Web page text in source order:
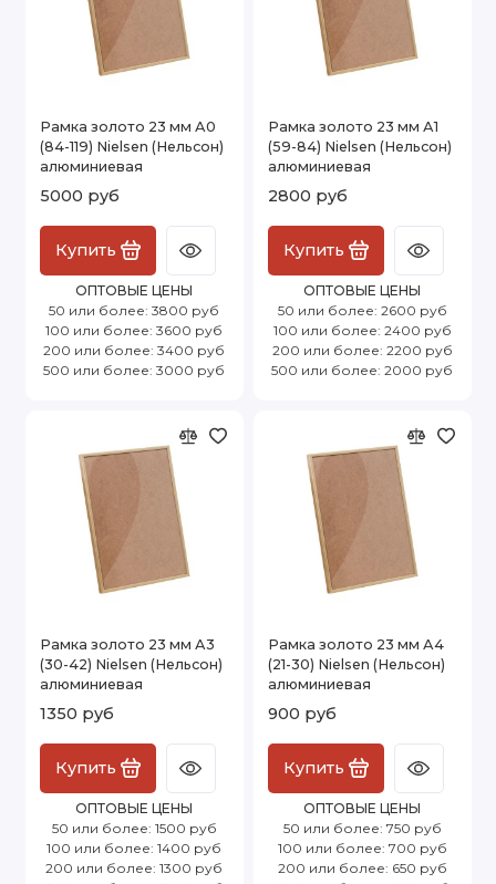
Рамка золото 23 мм А0
(84-119) Nielsen (Нельсон)
алюминиевая
5000 руб
Купить
ОПТОВЫЕ ЦЕНЫ
50 или более: 3800 руб
100 или более: 3600 руб
200 или более: 3400 руб
500 или более: 3000 руб
Рамка золото 23 мм А1
(59-84) Nielsen (Нельсон)
алюминиевая
2800 руб
Купить
ОПТОВЫЕ ЦЕНЫ
50 или более: 2600 руб
100 или более: 2400 руб
200 или более: 2200 руб
500 или более: 2000 руб
Рамка золото 23 мм А3
(30-42) Nielsen (Нельсон)
алюминиевая
1350 руб
Купить
ОПТОВЫЕ ЦЕНЫ
50 или более: 1500 руб
100 или более: 1400 руб
200 или более: 1300 руб
Рамка золото 23 мм А4
(21-30) Nielsen (Нельсон)
алюминиевая
900 руб
Купить
ОПТОВЫЕ ЦЕНЫ
50 или более: 750 руб
100 или более: 700 руб
200 или более: 650 руб